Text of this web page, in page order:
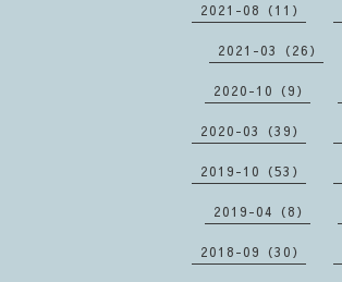
2021-08（11）
2021-03（26）
2020-10（9）
2020-03（39）
2019-10（53）
2019-04（8）
2018-09（30）